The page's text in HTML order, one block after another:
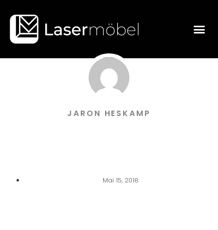
JARON HESKAMP
Mai 15, 2018